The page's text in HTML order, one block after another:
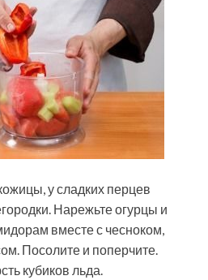
у сладких перцев
Нарежьте огурцы и
вместе с чесноком,
Посолите и поперчите.
кубиков льда.